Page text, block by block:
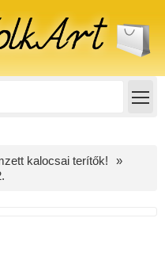
kalocsai terítők!